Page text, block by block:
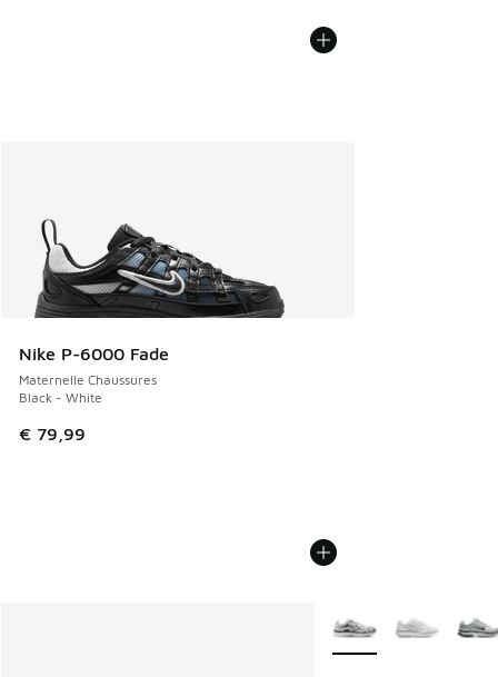
Nike P-6000 Fade
Maternelle Chaussures
Black - White
€ 79,99
Plus de couleurs